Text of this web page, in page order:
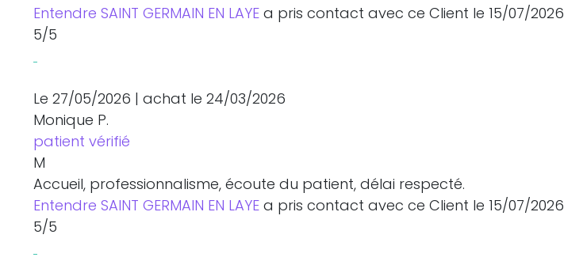
Entendre SAINT GERMAIN EN LAYE a pris contact avec ce Client le 15/07/2026
5/5
Le 27/05/2026 | achat le 24/03/2026
Monique P.
patient vérifié
M
Accueil, professionnalisme, écoute du patient, délai respecté.
Entendre SAINT GERMAIN EN LAYE a pris contact avec ce Client le 15/07/2026
5/5